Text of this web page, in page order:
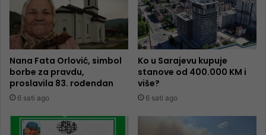
Nana Fata Orlović, simbol
borbe za pravdu,
proslavila 83. rođendan
6 sati ago
Ko u Sarajevu kupuje
stanove od 400.000 KM i
više?
6 sati ago